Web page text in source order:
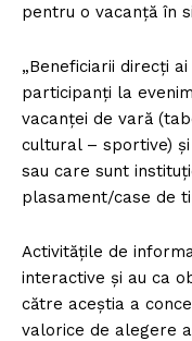
pentru o vacanță în
„Beneficiarii direcți
participanți la
vacanței de vară
cultural – sportive)
sau care sunt
plasament/case de
Activitățile de
interactive și au ca
către aceștia a
valorice de alegere